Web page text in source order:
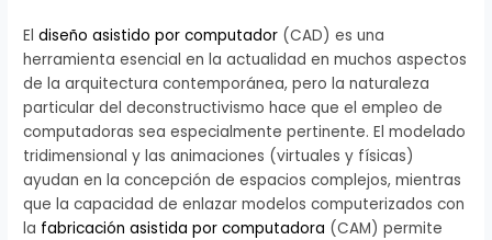
Eldiseño asistido por computador (CAD) es una
herramienta esencial en la actualidad en muchos aspectos
de la arquitectura contemporánea, pero la naturaleza
particular del deconstructivismo hace que el empleo de
computadoras sea especialmente pertinente. El modelado
tridimensional y las animaciones (virtuales y físicas)
ayudan en la concepción de espacios complejos, mientras
que la capacidad de enlazar modelos computerizados con
la fabricación asistida por computadora (CAM) permite